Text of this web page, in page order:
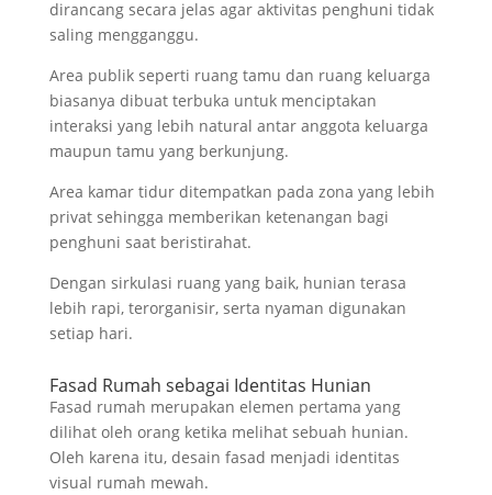
dirancang secara jelas agar aktivitas penghuni tidak
saling mengganggu.
Area publik seperti ruang tamu dan ruang keluarga
biasanya dibuat terbuka untuk menciptakan
interaksi yang lebih natural antar anggota keluarga
maupun tamu yang berkunjung.
Area kamar tidur ditempatkan pada zona yang lebih
privat sehingga memberikan ketenangan bagi
penghuni saat beristirahat.
Dengan sirkulasi ruang yang baik, hunian terasa
lebih rapi, terorganisir, serta nyaman digunakan
setiap hari.
Fasad Rumah sebagai Identitas Hunian
Fasad rumah merupakan elemen pertama yang
dilihat oleh orang ketika melihat sebuah hunian.
Oleh karena itu, desain fasad menjadi identitas
visual rumah mewah.